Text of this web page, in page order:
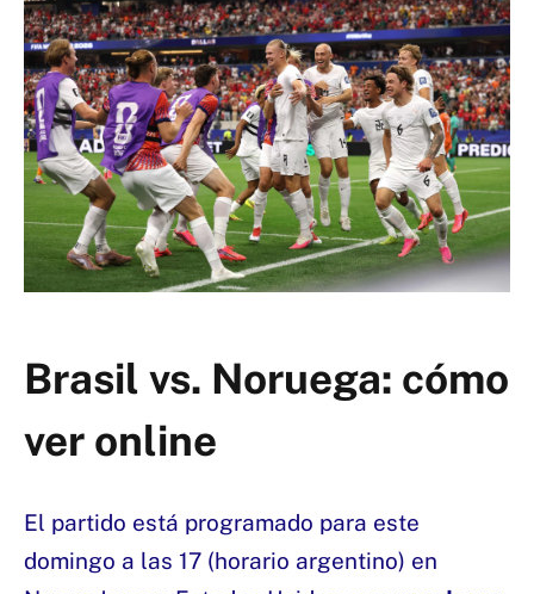
Brasil vs. Noruega: cómo
ver online
El partido está programado para este
domingo a las 17 (horario argentino) en